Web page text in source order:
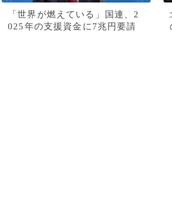
「世界が燃えている」国連、2
025年の支援資金に7兆円要請